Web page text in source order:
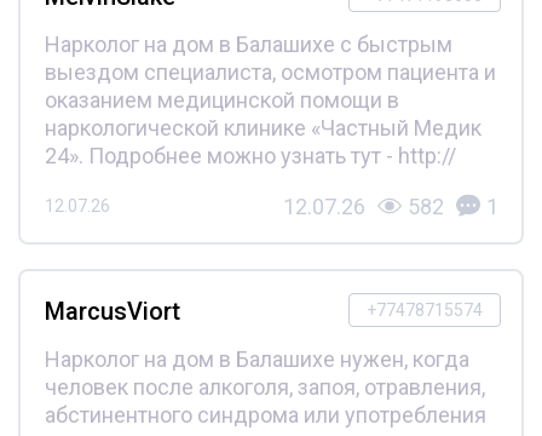
Нарколог на дом в Балашихе с быстрым
выездом специалиста, осмотром пациента и
оказанием медицинской помощи в
наркологической клинике «Частный Медик
24». Подробнее можно узнать тут - http://
12.07.26 12.07.26 582 1
+77478715574
MarcusViort
Нарколог на дом в Балашихе нужен, когда
человек после алкоголя, запоя, отравления,
абстинентного синдрома или употребления